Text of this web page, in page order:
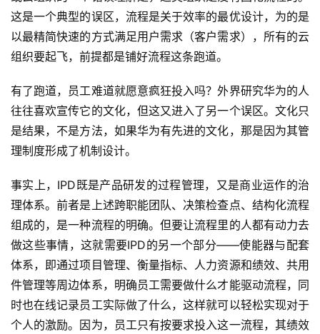
这是一个典型的误区，流程是关于效率的最优设计，为的是
以最精简快速的方式满足用户需求（客户需求），所有的云
组织要起飞，前提都是铺好流程这条跑道。
有了跑道，员工难道就愿意疯狂投入吗？外界研究华为的人
往往喜欢宣传它的文化，但这又进入了另一个误区。文化只
是结果，不是方法，如果华为有先进的文化，那是因为其管
理制度形成了机制设计。
事实上，IPD既是产品研发的过程管理，又是商业运作的治
理体系。前者是上述跨职能团队、决策检查点、结构化流程
组成的，是一种流程的明确。但要让流程里的人都有动力去
做这些事情，这就需要IPD的另一个部分——使能器与配套
体系，即通过项目管理、衡量指标、人力资源和绩效、共用
件管理等周边体系，明确员工需要做什么才能驱动流程，同
时也在线记录员工实际做了什么，这样就可以轻松实现对于
个人的激励。因为，员工只有按要求投入这一流程，其绩效